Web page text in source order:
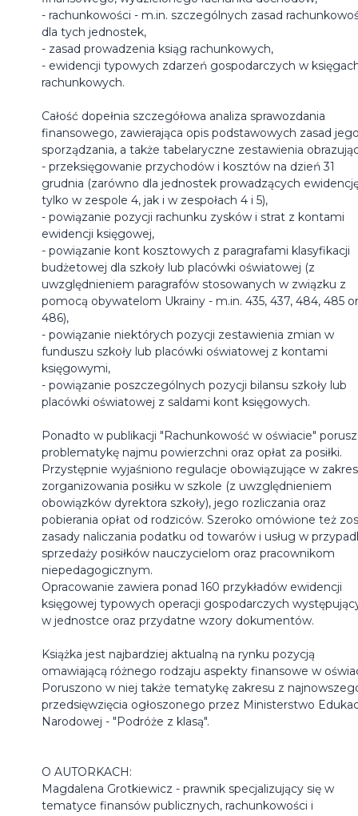
- rachunkowości - m.in. szczególnych zasad
dla tych jednostek,
- zasad prowadzenia ksiąg rachunkowych,
- ewidencji typowych zdarzeń gospodarczych w
rachunkowych.
Całość dopełnia szczegółowa analiza sprawozdania
finansowego, zawierająca opis podstawowych zasad
sporządzania, a także tabelaryczne zestawienia
- przeksięgowanie przychodów i kosztów na dzień 31
grudnia (zarówno dla jednostek prowadzących
tylko w zespole 4, jak i w zespołach 4 i 5),
- powiązanie pozycji rachunku zysków i strat z kontami
ewidencji księgowej,
- powiązanie kont kosztowych z paragrafami klasyfikacji
budżetowej dla szkoły lub placówki oświatowej (z
uwzględnieniem paragrafów stosowanych w związku z
pomocą obywatelom Ukrainy - m.in. 435, 437, 484, 485
486),
- powiązanie niektórych pozycji zestawienia zmian w
funduszu szkoły lub placówki oświatowej z kontami
księgowymi,
- powiązanie poszczególnych pozycji bilansu szkoły lub
placówki oświatowej z saldami kont księgowych.
Ponadto w publikacji "Rachunkowość w oświacie"
problematykę najmu powierzchni oraz opłat za posiłki.
Przystępnie wyjaśniono regulacje obowiązujące w
zorganizowania posiłku w szkole (z uwzględnieniem
obowiązków dyrektora szkoły), jego rozliczania oraz
pobierania opłat od rodziców. Szeroko omówione też
zasady naliczania podatku od towarów i usług w
sprzedaży posiłków nauczycielom oraz pracownikom
niepedagogicznym.
Opracowanie zawiera ponad 160 przykładów ewidencji
księgowej typowych operacji gospodarczych
w jednostce oraz przydatne wzory dokumentów.
Książka jest najbardziej aktualną na rynku pozycją
omawiającą różnego rodzaju aspekty finansowe w
Poruszono w niej także tematykę zakresu z
przedsięwzięcia ogłoszonego przez Ministerstwo
Narodowej - "Podróże z klasą".
O AUTORKACH:
Magdalena Grotkiewicz - prawnik specjalizujący się w
tematyce finansów publicznych, rachunkowości i